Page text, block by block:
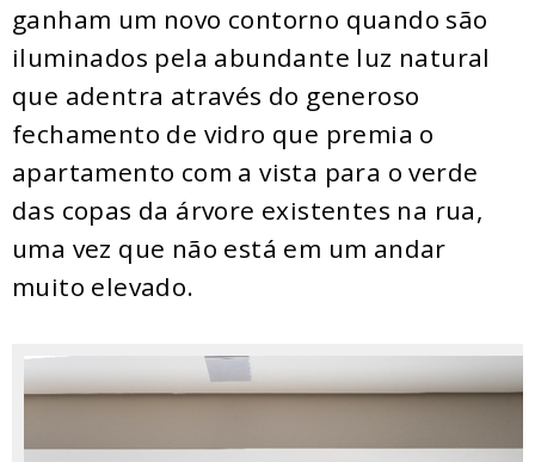
ganham um novo contorno quando são
iluminados pela abundante luz natural
que adentra através do generoso
fechamento de vidro que premia o
apartamento com a vista para o verde
das copas da árvore existentes na rua,
uma vez que não está em um andar
muito elevado.